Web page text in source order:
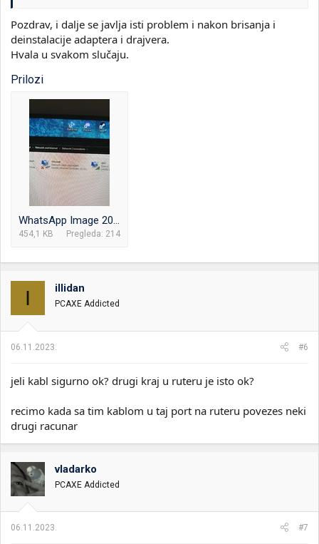
Pozdrav, i dalje se javlja isti problem i nakon brisanja i
deinstalacije adaptera i drajvera.
Hvala u svakom slučaju.
Prilozi
454,1 KB Pregleda: 214
I illidan
PCAXE Addicted
06.11.2023. #6
jeli kabl sigurno ok? drugi kraj u ruteru je isto ok?
recimo kada sa tim kablom u taj port na ruteru povezes neki
drugi racunar
vladarko
PCAXE Addicted
06.11.2023. #7